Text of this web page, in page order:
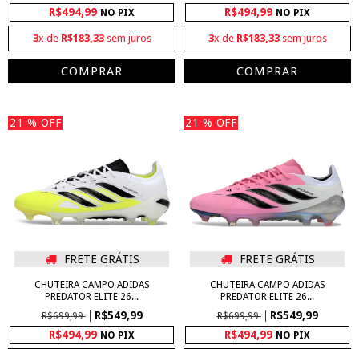
R$494,99 NO PIX
3x de R$183,33sem juros
COMPRAR
R$494,99 NO PIX
3x de R$183,33sem juros
COMPRAR
21 % OFF
FRETE GRÁTIS
CHUTEIRA CAMPO ADIDAS
PREDATOR ELITE 26...
R$699,99
R$549,99
R$494,99 NO PIX
21 % OFF
FRETE GRÁTIS
CHUTEIRA CAMPO ADIDAS
PREDATOR ELITE 26...
R$699,99
R$549,99
R$494,99 NO PIX